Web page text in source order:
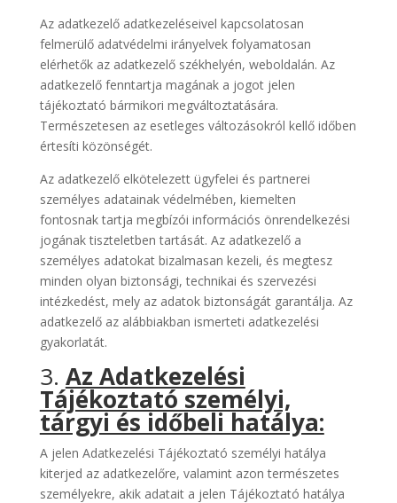
Az adatkezelő adatkezeléseivel kapcsolatosan
felmerülő adatvédelmi irányelvek folyamatosan
elérhetők az adatkezelő székhelyén, weboldalán. Az
adatkezelő fenntartja magának a jogot jelen
tájékoztató bármikori megváltoztatására.
Természetesen az esetleges változásokról kellő időben
értesíti közönségét.
Az adatkezelő elkötelezett ügyfelei és partnerei
személyes adatainak védelmében, kiemelten
fontosnak tartja megbízói információs önrendelkezési
jogának tiszteletben tartását. Az adatkezelő a
személyes adatokat bizalmasan kezeli, és megtesz
minden olyan biztonsági, technikai és szervezési
intézkedést, mely az adatok biztonságát garantálja. Az
adatkezelő az alábbiakban ismerteti adatkezelési
gyakorlatát.
3. Az Adatkezelési
Tájékoztató személyi,
tárgyi és időbeli hatálya:
A jelen Adatkezelési Tájékoztató személyi hatálya
kiterjed az adatkezelőre, valamint azon természetes
személyekre, akik adatait a jelen Tájékoztató hatálya